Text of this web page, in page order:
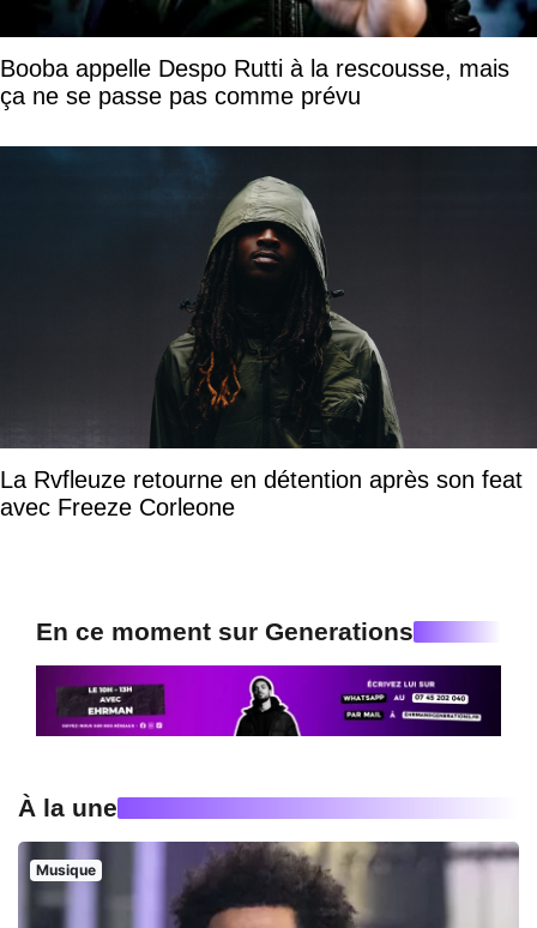
Booba appelle Despo Rutti à la rescousse, mais
ça ne se passe pas comme prévu
La Rvfleuze retourne en détention après son feat
avec Freeze Corleone
En ce moment sur Generations
À la une
Musique